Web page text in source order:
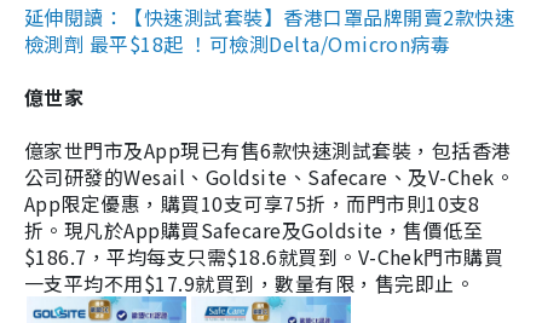
延伸閱讀：【快速測試套裝】香港口罩品牌開賣2款快速
檢測劑 最平$18起 ！可檢測Delta/Omicron病毒
億世家
億家世門市及App現已有售6款快速測試套裝，包括香港
公司研發的Wesail、Goldsite、Safecare、及V-Chek。
App限定優惠，購買10支可享75折，而門市則10支8
折。現凡於App購買Safecare及Goldsite，售價低至
$186.7，平均每支只需$18.6就買到。V-Chek門市購買
一支平均不用$17.9就買到，數量有限，售完即止。